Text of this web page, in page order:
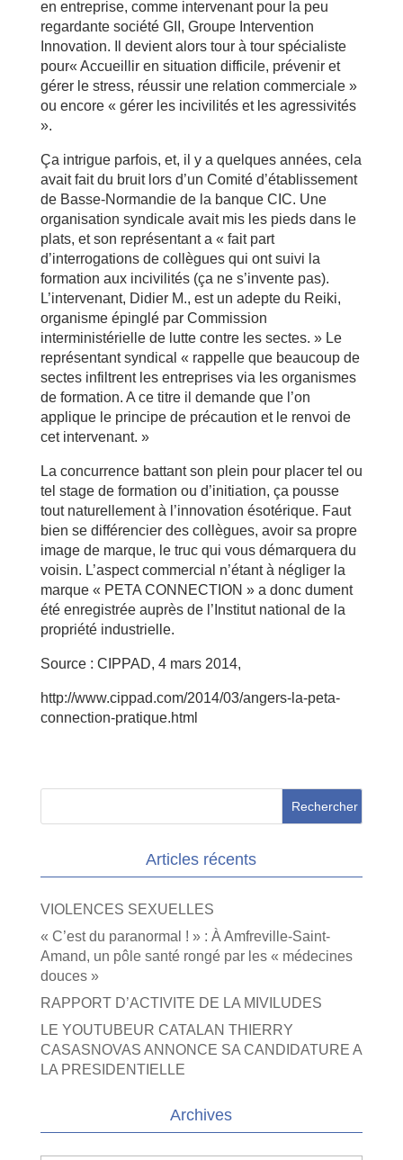
en entreprise, comme intervenant pour la peu
regardante société GII, Groupe Intervention
Innovation. Il devient alors tour à tour spécialiste
pour« Accueillir en situation difficile, prévenir et
gérer le stress, réussir une relation commerciale »
ou encore « gérer les incivilités et les agressivités
».
Ça intrigue parfois, et, il y a quelques années, cela
avait fait du bruit lors d’un Comité d’établissement
de Basse-Normandie de la banque CIC. Une
organisation syndicale avait mis les pieds dans le
plats, et son représentant a « fait part
d’interrogations de collègues qui ont suivi la
formation aux incivilités (ça ne s’invente pas).
L’intervenant, Didier M., est un adepte du Reiki,
organisme épinglé par Commission
interministérielle de lutte contre les sectes. » Le
représentant syndical « rappelle que beaucoup de
sectes infiltrent les entreprises via les organismes
de formation. A ce titre il demande que l’on
applique le principe de précaution et le renvoi de
cet intervenant. »
La concurrence battant son plein pour placer tel ou
tel stage de formation ou d’initiation, ça pousse
tout naturellement à l’innovation ésotérique. Faut
bien se différencier des collègues, avoir sa propre
image de marque, le truc qui vous démarquera du
voisin. L’aspect commercial n’étant à négliger la
marque « PETA CONNECTION » a donc dument
été enregistrée auprès de l’Institut national de la
propriété industrielle.
Source : CIPPAD, 4 mars 2014,
http://www.cippad.com/2014/03/angers-la-peta-
connection-pratique.html
Articles récents
VIOLENCES SEXUELLES
« C’est du paranormal ! » : À Amfreville-Saint-
Amand, un pôle santé rongé par les « médecines
douces »
RAPPORT D’ACTIVITE DE LA MIVILUDES
LE YOUTUBEUR CATALAN THIERRY
CASASNOVAS ANNONCE SA CANDIDATURE A
LA PRESIDENTIELLE
Archives